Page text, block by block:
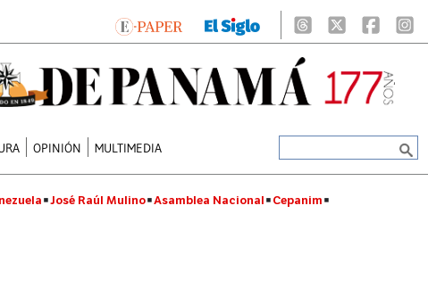
OPINIÓN MULTIMEDIA
José Raúl Mulino Asamblea Nacional Cepanim